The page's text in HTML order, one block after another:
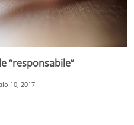
“responsabile”
10, 2017